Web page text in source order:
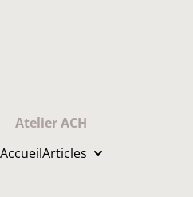
Atelier ACH
AccueilArticles